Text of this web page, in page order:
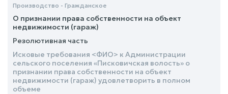
Производство - Гражданское
О признании права собственности на объект
недвижимости (гараж)
Резолютивная часть
Исковые требования <ФИО> к Администрации
сельского поселения «Писковичская волость» о
признании права собственности на объект
недвижимости (гараж) удовлетворить в полном
объеме